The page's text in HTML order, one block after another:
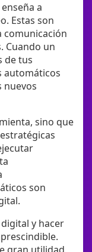
a
Estas son
comunicación
Cuando un
de tus
automáticos
nuevos
sino que
son
y hacer